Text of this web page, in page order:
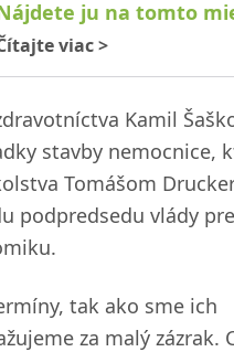
ju na tomto
viac>
Kamil
stavby nemocnice,
Tomášom
podpredsedu vlády
tak ako sme ich
za malý zázrak.